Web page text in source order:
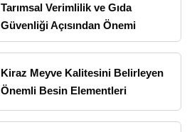
Tarımsal Verimlilik ve Gıda
Güvenliği Açısından Önemi
Kiraz Meyve Kalitesini Belirleyen
Önemli Besin Elementleri